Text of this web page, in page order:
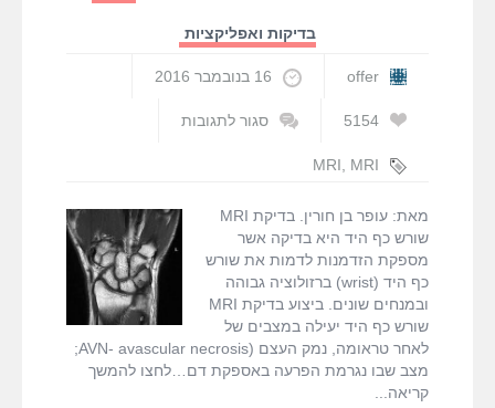
MRI – מושגי יסוד ופיזיקה
fMRI ודימות המוח
MRI המדריך המלא
דרושים
בדיקות ואפליקציות
offer 16 בנובמבר 2016
5154
סגור לתגובות
MRI
wrist
MRI
MRI
שורש כף יד ,
בדיקות MRI
מאת: עופר בן חורין. בדיקת MRI
שורש כף היד היא בדיקה אשר
מספקת הזדמנות לדמות את שורש
כף היד (wrist) ברזולוציה גבוהה
ובמנחים שונים. ביצוע בדיקת MRI
שורש כף היד יעילה במצבים של
לאחר טראומה, נמק העצם (AVN- avascular necrosis;
מצב שבו נגרמת הפרעה באספקת דם…לחצו להמשך
קריאה